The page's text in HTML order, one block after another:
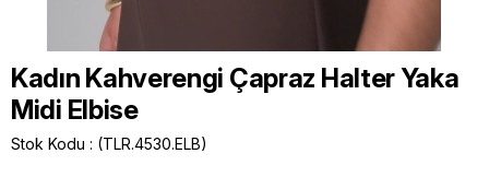
Kadın Kahverengi Çapraz Halter Yaka
Midi Elbise
Stok Kodu (TLR.4530.ELB)